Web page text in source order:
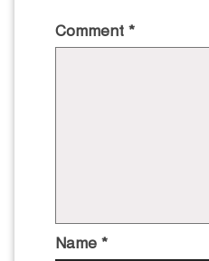
Comment *
Name *